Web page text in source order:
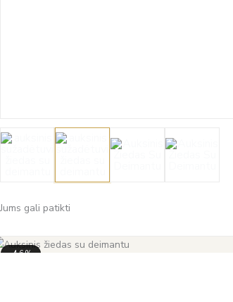
Jums gali patikti
-46%